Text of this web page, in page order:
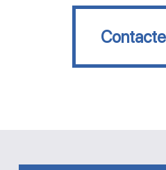
Contactez nous